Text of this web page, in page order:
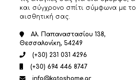
και σύγχρονο σπίτι σύμφωνα με
αισθητική σας.
Αλ. Παπαναστασίου 138,
Θεσσαλονίκη, 54249
(+30) 231 031 4296
(+30) 694 446 8747
info@katoshome.gr